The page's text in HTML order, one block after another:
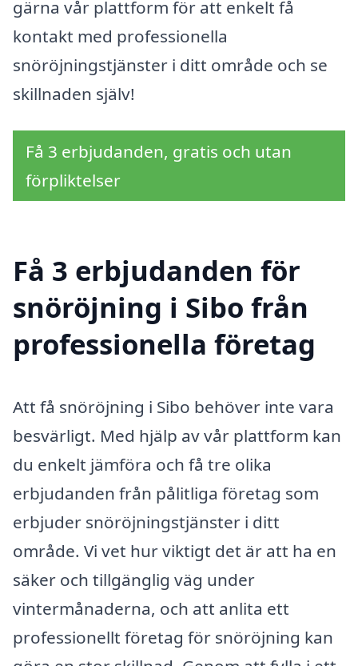
gärna vår plattform för att enkelt få
kontakt med professionella
snöröjningstjänster i ditt område och se
skillnaden själv!
Få 3 erbjudanden, gratis och utan
förpliktelser
Få 3 erbjudanden för
snöröjning i Sibo från
professionella företag
Att få snöröjning i Sibo behöver inte vara
besvärligt. Med hjälp av vår plattform kan
du enkelt jämföra och få tre olika
erbjudanden från pålitliga företag som
erbjuder snöröjningstjänster i ditt
område. Vi vet hur viktigt det är att ha en
säker och tillgänglig väg under
vintermånaderna, och att anlita ett
professionellt företag för snöröjning kan